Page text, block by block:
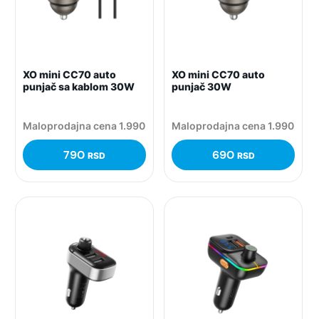
XO mini CC70 auto
punjač sa kablom 30W
Maloprodajna cena 1.990
790 RSD
XO mini CC70 auto
punjač 30W
Maloprodajna cena 1.990
690 RSD